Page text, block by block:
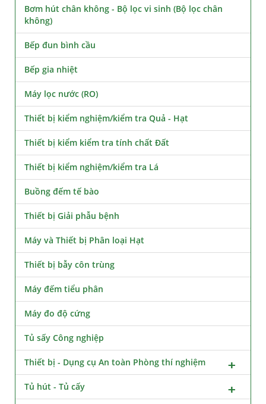
Bơm hút chân không - Bộ lọc vi sinh (Bộ lọc chân
không)
Bếp đun bình cầu
Bếp gia nhiệt
Máy lọc nước (RO)
Thiết bị kiểm nghiệm/kiểm tra Quả - Hạt
Thiết bị kiểm kiểm tra tính chất Đất
Thiết bị kiểm nghiệm/kiểm tra Lá
Buồng đếm tế bào
Thiết bị Giải phẫu bệnh
Máy và Thiết bị Phân loại Hạt
Thiết bị bẫy côn trùng
Máy đếm tiểu phân
Máy đo độ cứng
Tủ sấy Công nghiệp
Thiết bị - Dụng cụ An toàn Phòng thí nghiệm
Tủ hút - Tủ cấy